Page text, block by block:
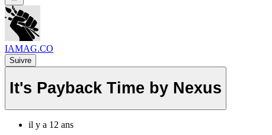
IAMAG.CO
Suivre
It's Payback Time by Nexus
il y a 12 ans